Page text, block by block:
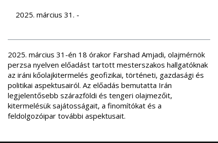
2025. március 31. -
2025. március 31-én 18 órakor Farshad Amjadi, olajmérnök
perzsa nyelven előadást tartott mesterszakos hallgatóknak
az iráni kőolajkitermelés geofizikai, történeti, gazdasági és
politikai aspektusairól. Az előadás bemutatta Irán
legjelentősebb szárazföldi és tengeri olajmezőit,
kitermelésük sajátosságait, a finomítókat és a
feldolgozóipar további aspektusait.